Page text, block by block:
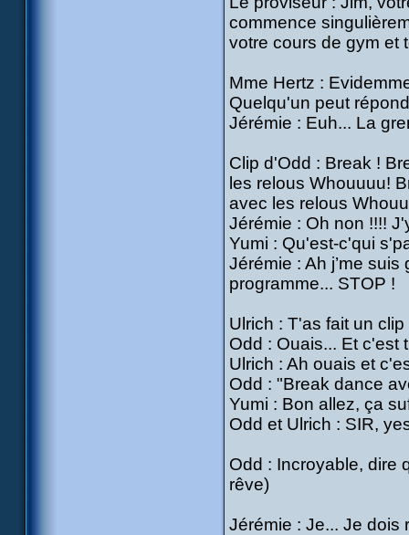
commence
votre cours de gym et
Mme Hertz :
Quelqu'un peut
Jérémie : Euh... La
Clip d'Odd : Break !
les relous Whouuuu!
avec les relous
Jérémie : Oh non !!!!
Yumi : Qu'est-c'qui
Jérémie : Ah j’me
programme... STOP !
Ulrich : T'as fait un clip
Odd : Ouais... Et c'est
Ulrich : Ah ouais et
Odd : "Break dance
Yumi : Bon allez, ça
Odd et Ulrich : SIR,
Odd : Incroyable, dire
rêve)
Jérémie : Je... Je dois